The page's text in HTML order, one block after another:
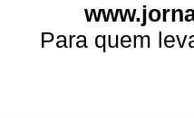
Para quem